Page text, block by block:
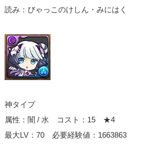
読み：びゃっこのけしん・みにはく
神タイプ
属性：闇 / 水 コスト：15 ★4
最大LV：70 必要経験値：1663863